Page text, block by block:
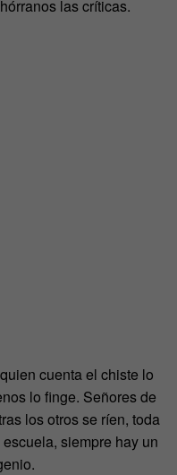
las críticas.
cuenta el chiste lo
lo finge. Señores de
los otros se ríen, toda
siempre hay un